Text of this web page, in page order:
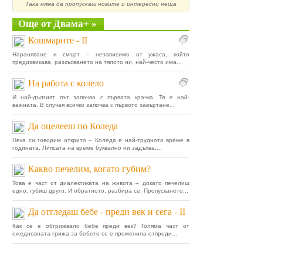
Така няма да пропускаш новите и интересни неща
Още от Двама+ »
Кошмарите - II
Нараняване и смърт – независимо от ужаса, който
предизвикава, разкъсването на тялото ни, най-често има...
На работа с колело
И най-дългият път започва с първата крачка. Тя е най-
важната. В случая всичко започва с първото завъртане...
Да оцелееш по Коледа
Нека си говорим открито – Коледа е най-трудното време в
годината. Липсата на време буквално ни задъхва,...
Какво печелим, когато губим?
Това е част от диалектиката на живота – докато печелиш
едно, губиш друго. И обратното, разбира се. Пропускането...
Да отгледаш бебе - преди век и сега - II
Как се е обгрижвало бебе преди век? Голяма част от
ежедневната грижа за бебето се е променила отпреди...